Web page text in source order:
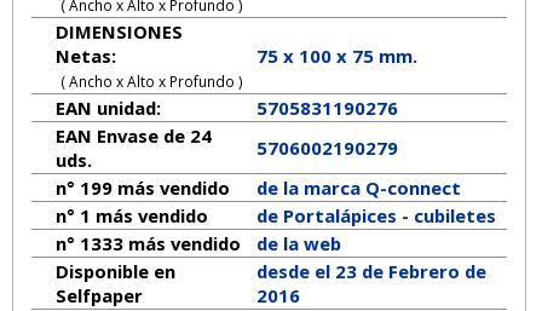
( Ancho x Alto x Profundo )
DIMENSIONES
Netas:
( Ancho x Alto x Profundo )
75x 100x 75mm.
EAN unidad:
5705831190276
EAN Envase de 24
uds.
5706002190279
n° 199 más vendido
de la marca Q-connect
n° 1 más vendido
de Portalápices - cubiletes
n° 1333 más vendido
de la web
Disponible en
Selfpaper
desde el 23 de Febrero de
2016